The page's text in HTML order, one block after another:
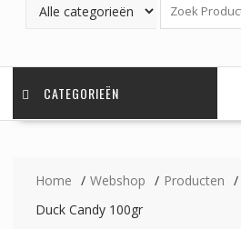
CATEGORIEËN
Home Webshop Producten
Duck Candy 100gr